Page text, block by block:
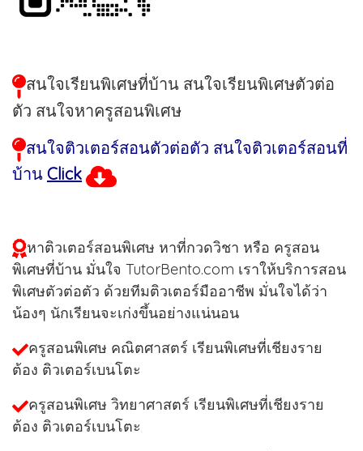
สนใจเรียนพิเศษที่บ้าน สนใจเรียนพิเศษตัวต่อ
ตัว สนใจหาครูสอนพิเศษ
สนใจติวเตอร์สอนตัวต่อตัว สนใจติวเตอร์สอนที่
บ้าน Click
หาติวเตอร์สอนพิเศษ หาที่กวดวิชา หรือ ครูสอน
พิเศษที่บ้าน มั่นใจ TutorBento.com เราให้บริการสอน
พิเศษตัวต่อตัว ด้วยทีมติวเตอร์มืออาชีพ มั่นใจได้ว่า
น้องๆ นักเรียนจะเก่งขึ้นอย่างแน่นอน
ครูสอนพิเศษ คณิตศาสตร์ เรียนพิเศษที่เชียงราย
ต้อง ติวเตอร์เบนโตะ
ครูสอนพิเศษ วิทยาศาสตร์ เรียนพิเศษที่เชียงราย
ต้อง ติวเตอร์เบนโตะ